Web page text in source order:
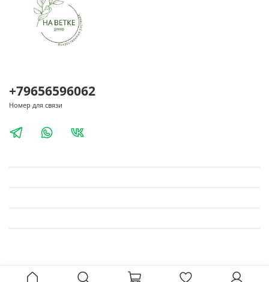
+79656596062
Номер для связи